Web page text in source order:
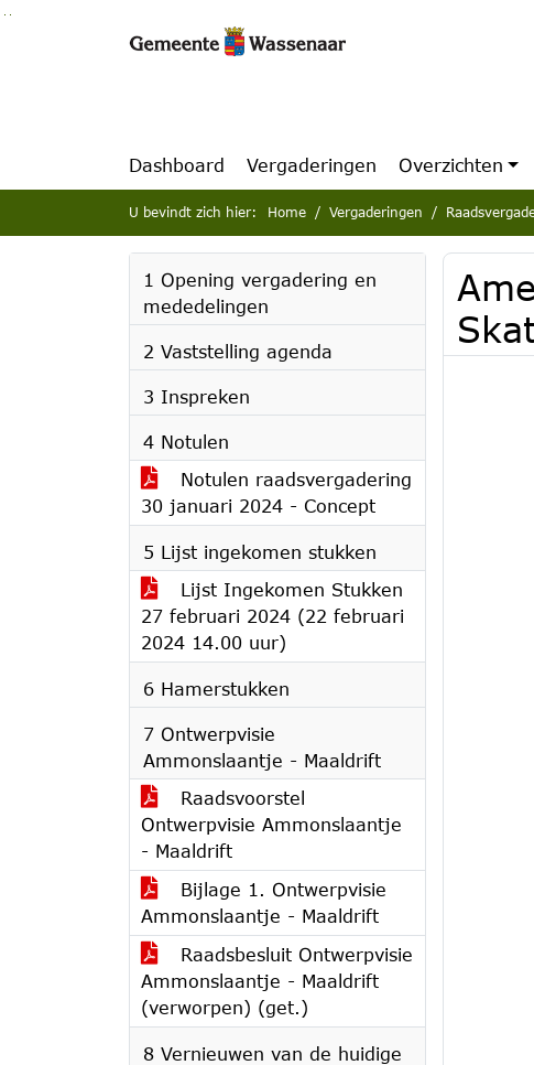
Ga naar de inhoud van deze pagina
Dashboard Vergaderingen Overzichten
U bevindt zich hier: Home Vergaderingen
1 Opening vergadering en
mededelingen
2 Vaststelling agenda
3 Inspreken
4 Notulen
Notulen raadsvergadering
30 januari 2024 - Concept
5 Lijst ingekomen stukken
Lijst Ingekomen Stukken
27 februari 2024 (22 februari
2024 14.00 uur)
6 Hamerstukken
7 Ontwerpvisie
Ammonslaantje - Maaldrift
Raadsvoorstel
Ontwerpvisie Ammonslaantje
- Maaldrift
Bijlage 1. Ontwerpvisie
Ammonslaantje - Maaldrift
Raadsbesluit Ontwerpvisie
Ammonslaantje - Maaldrift
(verworpen) (get.)
8 Vernieuwen van de huidige